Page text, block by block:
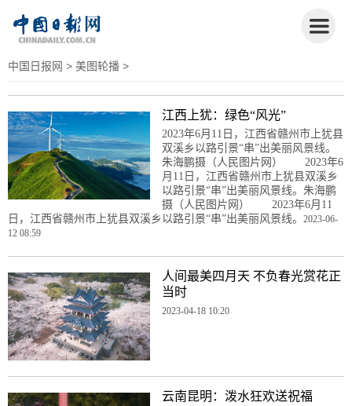
中国日报网 > 美图轮播 >
江西上犹：绿色“风光”
2023年6月11日，江西省赣州市上犹县
双溪乡以路引景“串”出美丽风景线。
朱海鹏摄（人民图片网） 2023年6
月11日，江西省赣州市上犹县双溪乡
以路引景“串”出美丽风景线。朱海鹏
摄（人民图片网） 2023年6月11
日，江西省赣州市上犹县双溪乡以路引景“串”出美丽风景线。 2023-06-
12 08:59
人间最美四月天 不负春光赏花正
当时
2023-04-18 10:20
云南昆明：泼水狂欢送祝福